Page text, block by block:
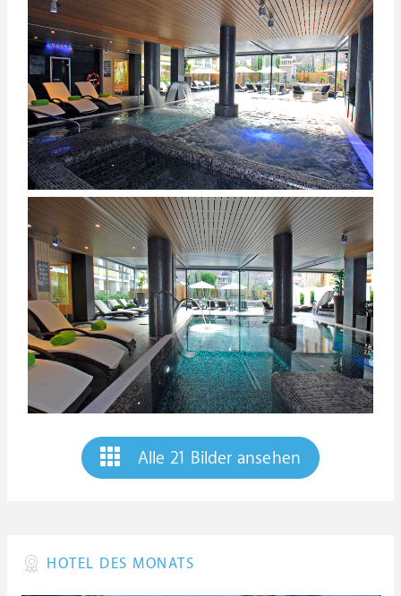
Alle 21 Bilder ansehen
HOTEL DES MONATS